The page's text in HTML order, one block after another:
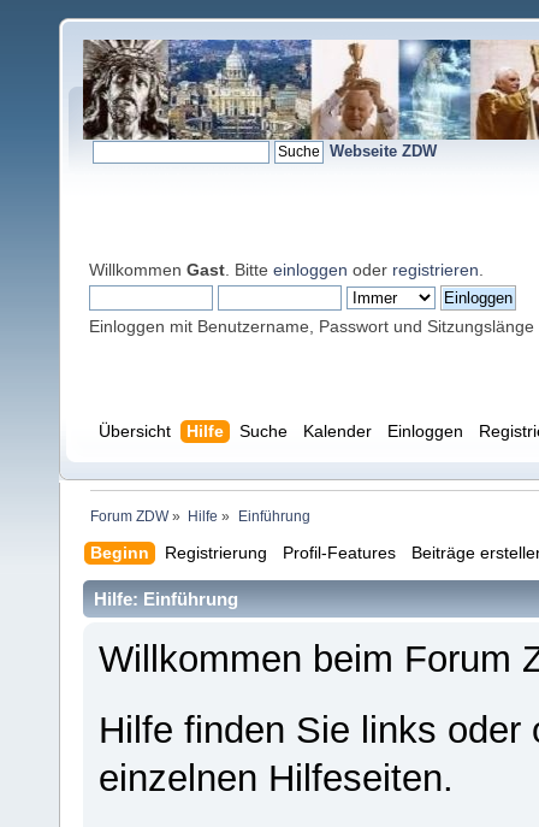
Webseite ZDW
Willkommen Gast . Bitte einloggen oder registrieren
Einloggen mit Benutzername, Passwort und Sitzungslänge
Übersicht Hilfe Suche Kalender Einloggen
Forum ZDW» Hilfe » Einführung
Beginn Registrierung Profil-Features Beiträge
Hilfe: Einführung
Willkommen beim Forum
Hilfe finden Sie links
einzelnen Hilfeseiten.